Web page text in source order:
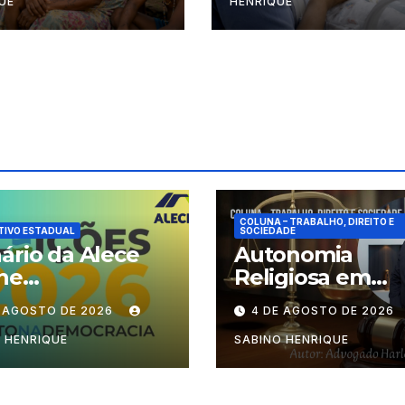
ESTADUAL
da Alece
das
durante o
eleitoral
AGOSTO DE 2026
COLUNA – TRABALHO, DIREITO E
SOCIEDADE
Autonomia
Religiosa em
Julgamento:
decide as
dentro dos
templos?
4 DE AGOSTO DE 2026
SABINO HENRIQUE